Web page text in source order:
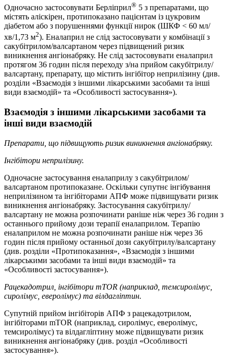
Одночасно застосовувати Берліприл® 5 з препаратами, що
містять аліскірен, протипоказано пацієнтам із цукровим
діабетом або з порушеннями функції нирок (ШКФ < 60 мл/
хв/1,73 м2). Еналаприл не слід застосовувати у комбінації з
сакубітрилом/валсартаном через підвищений ризик
виникнення ангіонабряку. Не слід застосовувати еналаприл
протягом 36 годин після переходу з/на прийом сакубітрилу/
валсартану, препарату, що містить інгібітор неприлізину (див.
розділи «Взаємодія з іншими лікарськими засобами та інші
види взаємодій» та «Особливості застосування»).
Взаємодія з іншими лікарськими засобами та
інші види взаємодій
Препарати, що підвищують ризик виникнення ангіонабряку.
Інгібітори неприлізину.
Одночасне застосування еналаприлу з сакубітрилом/
валсартаном протипоказане. Оскільки супутнє інгібування
неприлізином та інгібіторами АПФ може підвищувати ризик
виникнення ангіонабряку. Застосування сакубітрилу/
валсартану не можна розпочинати раніше ніж через 36 годин з
останнього прийому дози терапії еналаприлом. Терапію
еналаприлом не можна розпочинати раніше ніж через 36
годин після прийому останньої дози сакубітрилу/валсартану
(див. розділи «Протипоказання», «Взаємодія з іншими
лікарськими засобами та інші види взаємодій» та
«Особливості застосування»).
Рацекадотрил, інгібітори mTOR (наприклад, темсиролімус,
сиролімус, еверолімус) та вілдагліптин.
Супутній прийом інгібіторів АПФ з рацекадотрилом,
інгібіторами mTOR (наприклад, сиролімус, еверолімус,
темсиролімус) та вілдагліптину може підвищувати ризик
виникнення ангіонабряку (див. розділ «Особливості
застосування»).